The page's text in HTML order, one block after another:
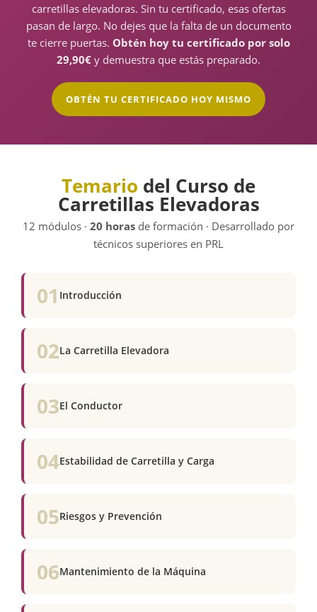
carretillas elevadoras. Sin tu certificado, esas ofertas
pasan de largo. No dejes que la falta de un documento
te cierre puertas. Obtén hoy tu certificado por solo
29,90€ y demuestra que estás preparado.
OBTÉN TU CERTIFICADO HOY MISMO
Temario del Curso de
Carretillas Elevadoras
12 módulos · 20 horas de formación · Desarrollado por
técnicos superiores en PRL
01 Introducción
02La Carretilla Elevadora
03El Conductor
04Estabilidad de Carretilla y Carga
05Riesgos y Prevención
06Mantenimiento de la Máquina